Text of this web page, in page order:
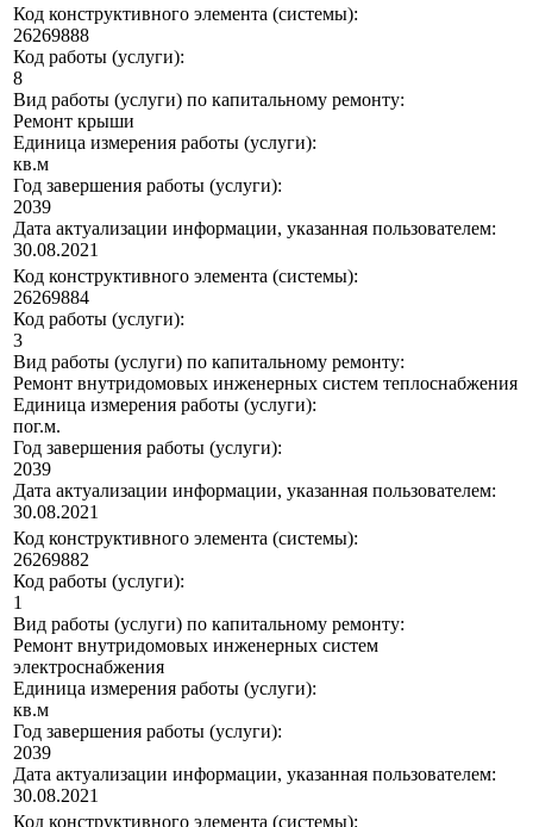
Код конструктивного элемента (системы):
26269888
Код работы (услуги):
8
Вид работы (услуги) по капитальному ремонту:
Ремонт крыши
Единица измерения работы (услуги):
кв.м
Год завершения работы (услуги):
2039
Дата актуализации информации, указанная пользователем:
30.08.2021
Код конструктивного элемента (системы):
26269884
Код работы (услуги):
3
Вид работы (услуги) по капитальному ремонту:
Ремонт внутридомовых инженерных систем теплоснабжения
Единица измерения работы (услуги):
пог.м.
Год завершения работы (услуги):
2039
Дата актуализации информации, указанная пользователем:
30.08.2021
Код конструктивного элемента (системы):
26269882
Код работы (услуги):
1
Вид работы (услуги) по капитальному ремонту:
Ремонт внутридомовых инженерных систем
электроснабжения
Единица измерения работы (услуги):
кв.м
Год завершения работы (услуги):
2039
Дата актуализации информации, указанная пользователем:
30.08.2021
Код конструктивного элемента (системы):